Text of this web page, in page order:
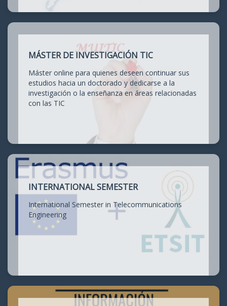
MÁSTER DE INVESTIGACIÓN TIC
Máster online para quienes deseen continuar sus
estudios hacia un doctorado y dedicarse a la
investigación o la enseñanza en áreas relacionadas
con las TIC
INTERNATIONAL SEMESTER
International Semester in Telecommunications
Engineering